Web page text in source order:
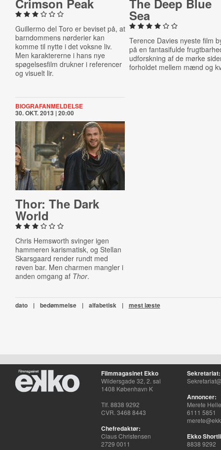
Crimson Peak
Guillermo del Toro er beviset på, at
barndommens nørderier kan
komme til nytte i det voksne liv.
Men karaktererne i hans nye
spøgelsesfilm drukner i referencer
og visuelt lir.
The Deep Blue
Sea
Terence Davies nyeste film
på en fantasifulde
udforskning af de mørke
forholdet mellem mænd og
BIOGRAFANMELDELSE
30. OKT. 2013 | 20:00
Thor: The Dark
World
Chris Hemsworth svinger igen
hammeren karismatisk, og Stellan
Skarsgaard render rundt med
røven bar. Men charmen mangler i
anden omgang af Thor.
dato | bedømmelse | alfabetisk | mest læste
Filmmagasinet Ekko
Wildersgade 32, 2. sal
1408 København K
Tlf. 8838 9292
CVR. 3468 8443
Chefredaktør:
Claus Christensen
2729 0011
Sekretariat:
Annoncer:
Merete
6111 5851
Ekko
8838 9292